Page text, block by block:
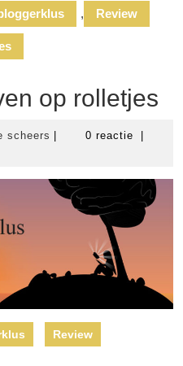
, Review
op rolletjes
scheers marieke0 reactie
Review